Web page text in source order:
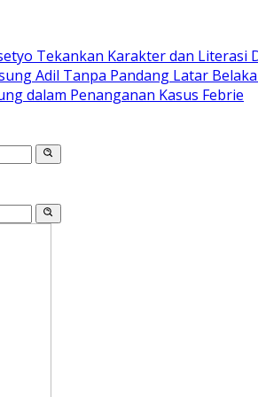
Tekankan Karakter dan Literasi
Adil Tanpa Pandang Latar
dalam Penanganan Kasus Febrie